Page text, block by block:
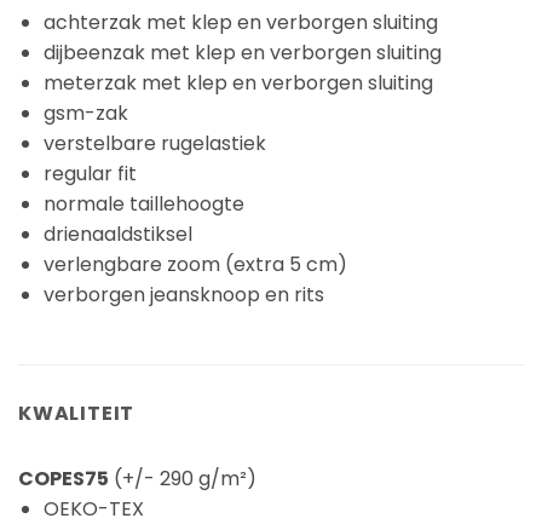
achterzak met klep en verborgen sluiting
dijbeenzak met klep en verborgen sluiting
meterzak met klep en verborgen sluiting
gsm-zak
verstelbare rugelastiek
regular fit
normale taillehoogte
drienaaldstiksel
verlengbare zoom (extra 5 cm)
verborgen jeansknoop en rits
KWALITEIT
COPES75 (+/- 290 g/m²)
OEKO-TEX